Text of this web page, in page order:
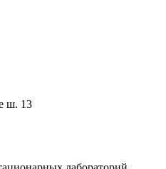
ш. 13